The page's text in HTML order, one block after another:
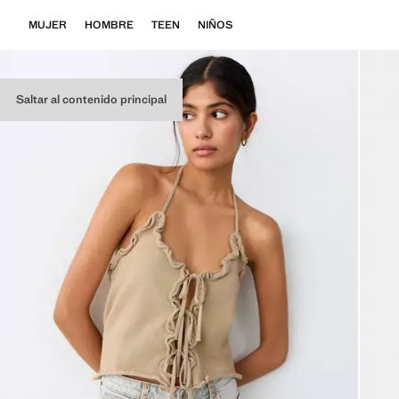
Saltar al contenido principal
MUJER HOMBRE TEEN NIÑOS